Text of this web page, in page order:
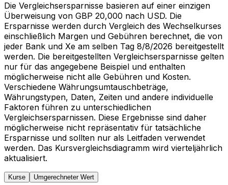
Die Vergleichsersparnisse basieren auf einer einzigen
Überweisung von GBP 20,000 nach USD. Die
Ersparnisse werden durch Vergleich des Wechselkurses
einschließlich Margen und Gebühren berechnet, die von
jeder Bank und Xe am selben Tag 8/8/2026 bereitgestellt
werden. Die bereitgestellten Vergleichsersparnisse gelten
nur für das angegebene Beispiel und enthalten
möglicherweise nicht alle Gebühren und Kosten.
Verschiedene Währungsumtauschbeträge,
Währungstypen, Daten, Zeiten und andere individuelle
Faktoren führen zu unterschiedlichen
Vergleichsersparnissen. Diese Ergebnisse sind daher
möglicherweise nicht repräsentativ für tatsächliche
Ersparnisse und sollten nur als Leitfaden verwendet
werden. Das Kursvergleichsdiagramm wird vierteljährlich
aktualisiert.
Kurse Umgerechneter Wert